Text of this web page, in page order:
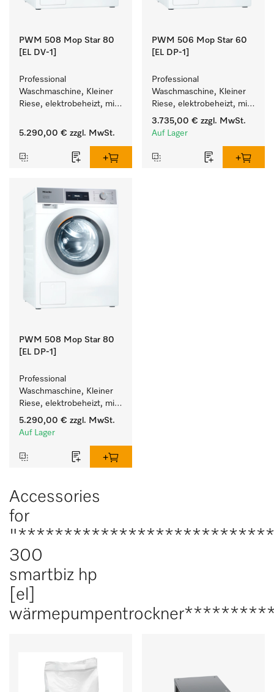
PWM 508 Mop Star 80
[EL DV-1]
Professional
Waschmaschine, Kleiner
Riese, elektrobeheizt, mit
die Anforderungen im
Füllgewicht 8 kg.
5.290,00 € zzgl. MwSt.
PWM 506 Mop Star 60
[EL DP-1]
Professional
Waschmaschine, Kleiner
Riese, elektrobeheizt, mit
Ablaufpumpe speziell für
die Anforderungen im
Füllgewicht 6 kg.
3.735,00 € zzgl. MwSt.
Auf Lager
PWM 508 Mop Star 80
[EL DP-1]
Professional
Waschmaschine, Kleiner
Riese, elektrobeheizt, mit
Ablaufpumpe speziell für
die Anforderungen im
Füllgewicht 8 kg.
5.290,00 € zzgl. MwSt.
Auf Lager
Accessories
for
300
smartbiz hp
[el]